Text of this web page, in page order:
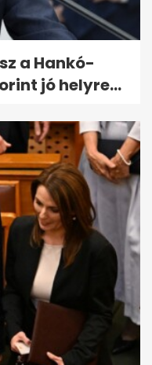
a Hankó-
jó helyre...